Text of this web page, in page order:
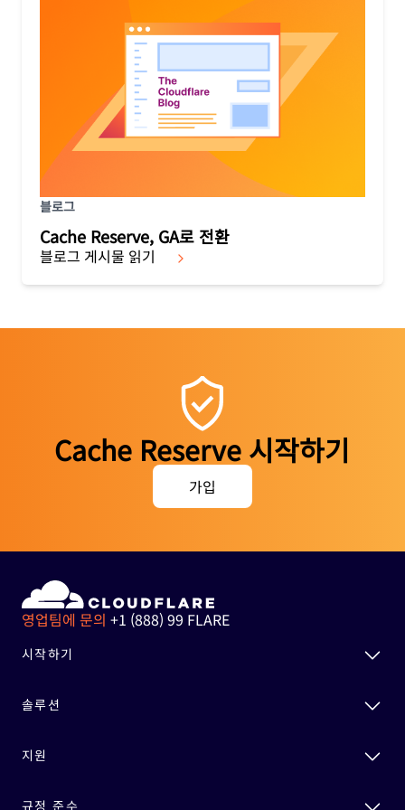
블로그
Cache Reserve, GA로 전환
블로그 게시물 읽기
Cache Reserve 시작하기
가입
영업팀에 문의 +1 (888) 99 FLARE
시작하기
솔루션
지원
규정 준수